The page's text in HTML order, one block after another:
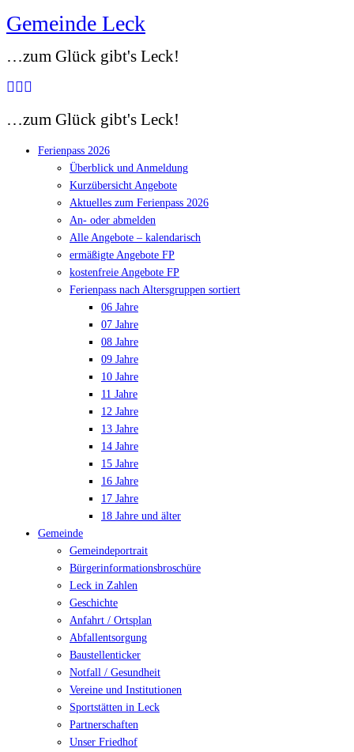
Zum
springen
Gemeinde Leck
…zum Glück gibt's Leck!
…zum Glück gibt's Leck!
Ferienpass 2026
Überblick und Anmeldung
Kurzübersicht Angebote
Aktuelles zum Ferienpass 2026
An- oder abmelden
Alle Angebote – kalendarisch
ermäßigte Angebote FP
kostenfreie Angebote FP
Ferienpass nach Altersgruppen sortiert
06 Jahre
07 Jahre
08 Jahre
09 Jahre
10 Jahre
11 Jahre
12 Jahre
13 Jahre
14 Jahre
15 Jahre
16 Jahre
17 Jahre
18 Jahre und älter
Gemeinde
Gemeindeportrait
Bürgerinformationsbroschüre
Leck in Zahlen
Geschichte
Anfahrt / Ortsplan
Abfallentsorgung
Baustellenticker
Notfall / Gesundheit
Vereine und Institutionen
Sportstätten in Leck
Partnerschaften
Unser Friedhof